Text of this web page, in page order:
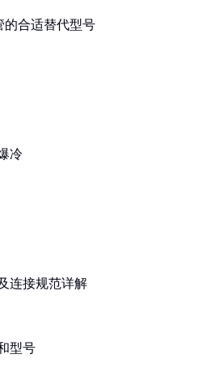
的合适替代型号
冷
连接规范详解
型号